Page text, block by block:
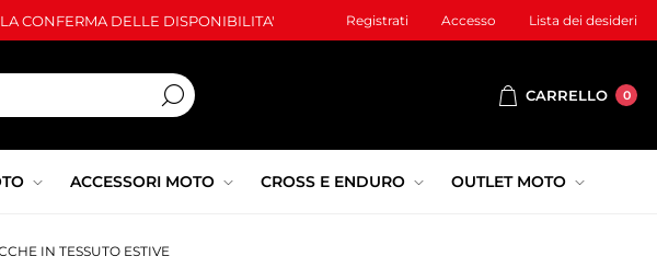
CONFERMA DELLE DISPONIBILITA' Registrati Accesso Lista dei desideri
CARRELLO 0
ACCESSORI MOTO CROSS E ENDURO OUTLET MOTO
IN TESSUTO ESTIVE